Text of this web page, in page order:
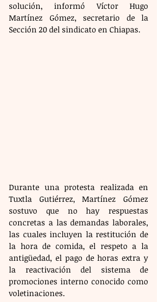
solución, informó Víctor Hugo
Martínez Gómez, secretario de la
Sección 20 del sindicato en Chiapas.
Durante una protesta realizada en
Tuxtla Gutiérrez, Martínez Gómez
sostuvo que no hay respuestas
concretas a las demandas laborales,
las cuales incluyen la restitución de
la hora de comida, el respeto a la
antigüedad, el pago de horas extra y
la reactivación del sistema de
promociones interno conocido como
voletinaciones.